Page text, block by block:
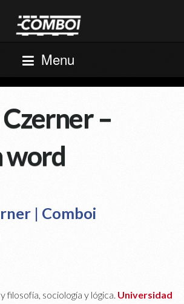
Menu
–
word
| Comboi
filosofía, sociología y lógica. Universidad